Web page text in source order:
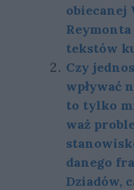
obiecanej
tekstów
Czy
wpły­wać
to tyl­ko
waż
da­ne­go
Dziadów,